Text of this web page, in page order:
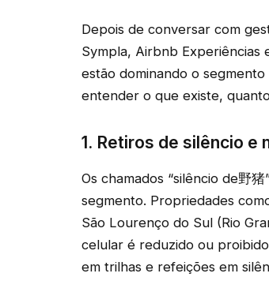
Depois de conversar com
Sympla, Airbnb Experiências
estão dominando o
entender o que existe,
1. Retiros de silêncio e
Os chamados “silêncio de野
segmento. Propriedades
São Lourenço do Sul (Rio
celular é reduzido ou
em trilhas e refeições em